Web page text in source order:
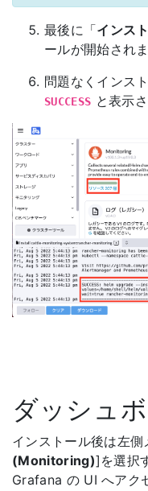
最後に「インス
ールが開始されま
問題なくインス
SUCCESS と表示
ダッシュ
インストール後は左
(Monitoring)]を選択
Grafana の UI へアク